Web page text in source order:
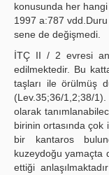
konusunda her hangi
1997 a:787
sene de değişmedi.
İTÇ II / 2 evresi
edilmektedir. Bu
taşları ile örülmüş
(Lev.35;36/1,2;38/
olarak
birinin ortasında
bir kantaros
kuzeydoğu yamaçta
ettiği